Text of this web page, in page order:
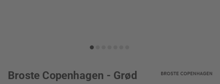
Broste Copenhagen - Grød